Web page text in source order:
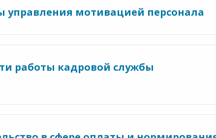
мотивацией персонала
работы кадровой службы